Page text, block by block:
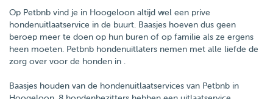
Op Petbnb vind je in Hoogeloon altijd wel een prive
hondenuitlaatservice in de buurt. Baasjes hoeven dus geen
beroep meer te doen op hun buren of op familie als ze ergens
heen moeten. Petbnb hondenuitlaters nemen met alle liefde de
zorg over voor de honden in .
Baasjes houden van de hondenuitlaatservices van Petbnb in